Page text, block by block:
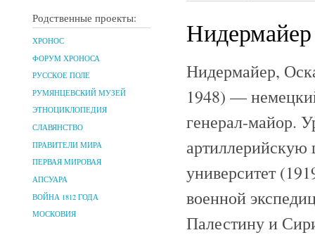
Родственные проекты:
ХРОНОС
ФОРУМ ХРОНОСА
РУССКОЕ ПОЛЕ
РУМЯНЦЕВСКИЙ МУЗЕЙ
ЭТНОЦИКЛОПЕДИЯ
СЛАВЯНСТВО
ПРАВИТЕЛИ МИРА
ПЕРВАЯ МИРОВАЯ
АПСУАРА
ВОЙНА 1812 ГОДА
МОСКОВИЯ
Нидермайер
Нидермайер,
1948) —
генерал-майор.
университет
военной
Палестину и